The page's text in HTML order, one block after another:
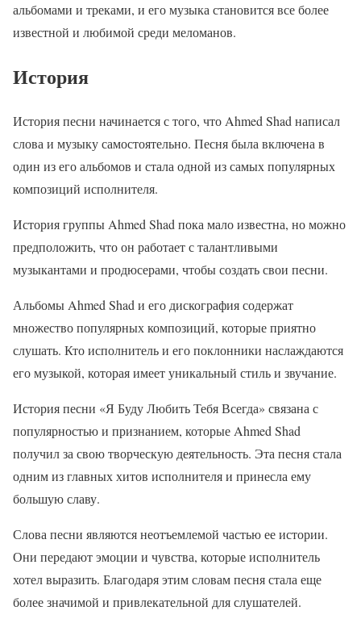
альбомами и треками, и его музыка становится все более
известной и любимой среди меломанов.
История
История песни начинается с того, что Ahmed Shad написал
слова и музыку самостоятельно. Песня была включена в
один из его альбомов и стала одной из самых популярных
композиций исполнителя.
История группы Ahmed Shad пока мало известна, но можно
предположить, что он работает с талантливыми
музыкантами и продюсерами, чтобы создать свои песни.
Альбомы Ahmed Shad и его дискография содержат
множество популярных композиций, которые приятно
слушать. Кто исполнитель и его поклонники наслаждаются
его музыкой, которая имеет уникальный стиль и звучание.
История песни «Я Буду Любить Тебя Всегда» связана с
популярностью и признанием, которые Ahmed Shad
получил за свою творческую деятельность. Эта песня стала
одним из главных хитов исполнителя и принесла ему
большую славу.
Слова песни являются неотъемлемой частью ее истории.
Они передают эмоции и чувства, которые исполнитель
хотел выразить. Благодаря этим словам песня стала еще
более значимой и привлекательной для слушателей.